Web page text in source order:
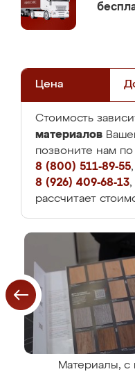
Цена
Стоимость
материалов
позвоните нам
8 (800) 511-89-55,
8 (926) 409-68-13
рассчитает
Материалы, с